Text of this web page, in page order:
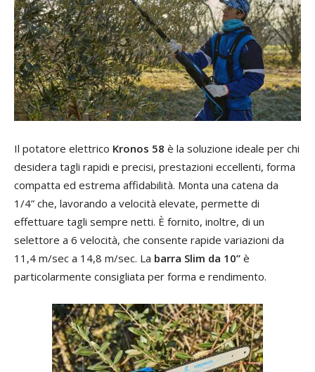
Il potatore elettrico Kronos 58 è la soluzione ideale per chi
desidera tagli rapidi e precisi, prestazioni eccellenti, forma
compatta ed estrema affidabilità. Monta una catena da
1/4” che, lavorando a velocità elevate, permette di
effettuare tagli sempre netti. È fornito, inoltre, di un
selettore a 6 velocità, che consente rapide variazioni da
11,4 m/sec a 14,8 m/sec. La barra Slim da 10” è
particolarmente consigliata per forma e rendimento.